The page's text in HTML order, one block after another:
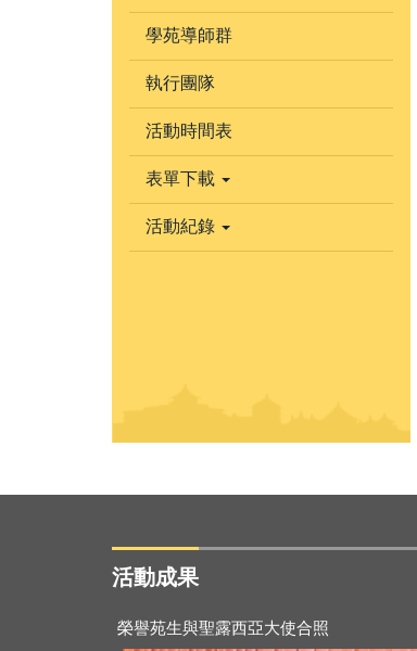
學苑導師群
執行團隊
活動時間表
表單下載
活動紀錄
活動成果
2021-11-28
榮譽苑生與聖露西亞大使合照